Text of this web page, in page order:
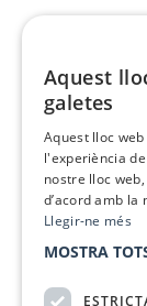
Aquest
galetes
Aquest lloc
l'experiència
nostre lloc
d’acord amb la
Llegir-ne més
MOSTRA